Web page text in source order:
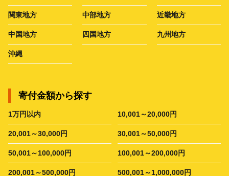
関東地方 中部地方 近畿地方
中国地方 四国地方 九州地方
沖縄
寄付金額から探す
1万円以内 10,001～20,000円
20,001～30,000円 30,001～50,000円
50,001～100,000円 100,001～200,000円
200,001～500,000円 500,001～1,000,000円